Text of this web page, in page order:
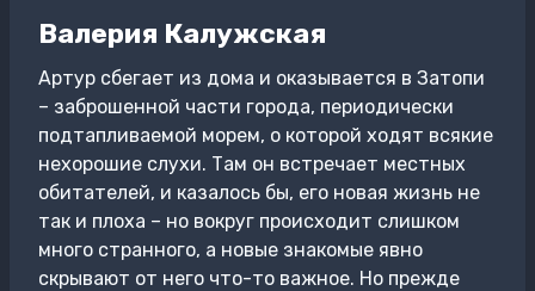
Валерия Калужская
Артур сбегает из дома и оказывается в Затопи
– заброшенной части города, периодически
подтапливаемой морем, о которой ходят всякие
нехорошие слухи. Там он встречает местных
обитателей, и казалось бы, его новая жизнь не
так и плоха – но вокруг происходит слишком
много странного, а новые знакомые явно
скрывают от него что-то важное. Но прежде